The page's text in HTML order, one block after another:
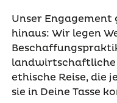
Unser Engagement
hinaus: Wir legen
landwirtschaftliche
ethische Reise, die
sie in Deine Tasse